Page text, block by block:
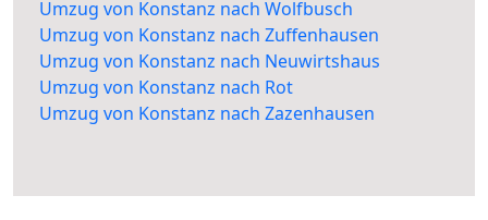
Umzug von Konstanz nach Wolfbusch
Umzug von Konstanz nach Zuffenhausen
Umzug von Konstanz nach Neuwirtshaus
Umzug von Konstanz nach Rot
Umzug von Konstanz nach Zazenhausen